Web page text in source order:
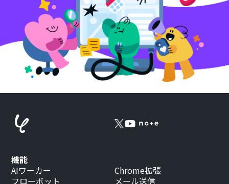
機能
AIワーカー
フローボット
Chrome拡張
メール送信